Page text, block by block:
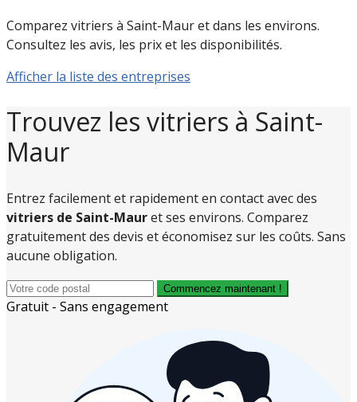
Comparez vitriers à Saint-Maur et dans les environs.
Consultez les avis, les prix et les disponibilités.
Afficher la liste des entreprises
Trouvez les vitriers à Saint-
Maur
Entrez facilement et rapidement en contact avec des
vitriers de Saint-Mauret ses environs. Comparez
gratuitement des devis et économisez sur les coûts. Sans
aucune obligation.
Commencez maintenant !
Gratuit - Sans engagement